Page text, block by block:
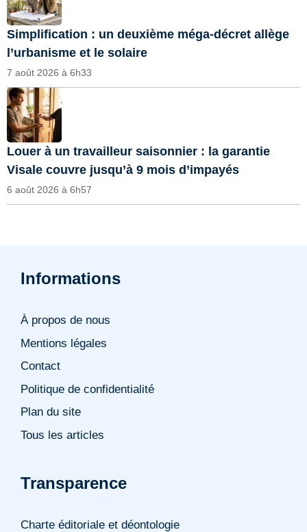
Simplification : un deuxième méga-décret allège
l’urbanisme et le solaire
7 août 2026 à 6h33
Louer à un travailleur saisonnier : la garantie
Visale couvre jusqu’à 9 mois d’impayés
6 août 2026 à 6h57
Informations
À propos de nous
Mentions légales
Contact
Politique de confidentialité
Plan du site
Tous les articles
Transparence
Charte éditoriale et déontologie